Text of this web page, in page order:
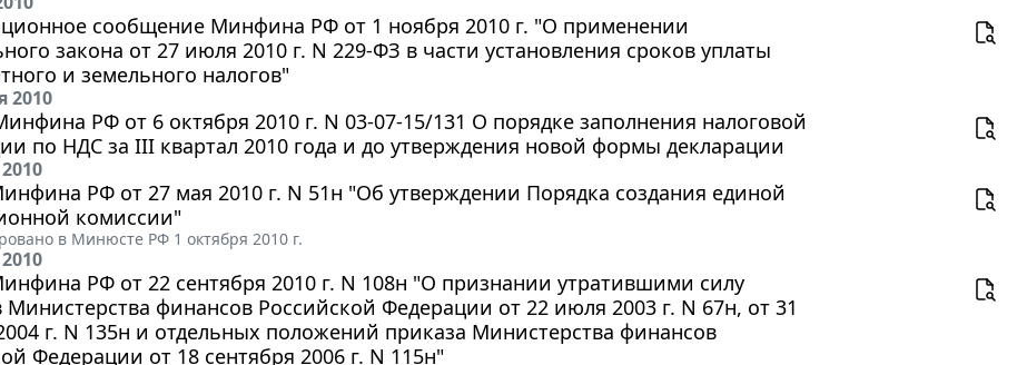
сообщение Минфина РФ от 1 ноября 2010 г. "О применении
закона от 27 июля 2010 г. N 229-ФЗ в части установления сроков уплаты
и земельного налогов"
2010
РФ от 6 октября 2010 г. N 03-07-15/131 О порядке заполнения налоговой
по НДС за III квартал 2010 года и до утверждения новой формы декларации
РФ от 27 мая 2010 г. N 51н "Об утверждении Порядка создания единой
комиссии"
в Минюсте РФ 1 октября 2010 г.
РФ от 22 сентября 2010 г. N 108н "О признании утратившими силу
Министерства финансов Российской Федерации от 22 июля 2003 г. N 67н, от 31
г. N 135н и отдельных положений приказа Министерства финансов
Федерации от 18 сентября 2006 г. N 115н"